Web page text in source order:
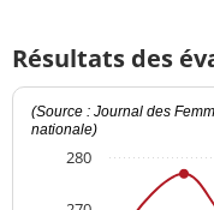
Résultats des
(Source : Journal des
nationale)
280